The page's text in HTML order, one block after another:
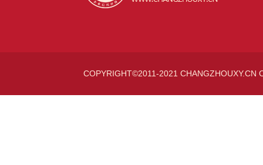
COPYRIGHT©2011-2021 CHANGZHOUXY.CN